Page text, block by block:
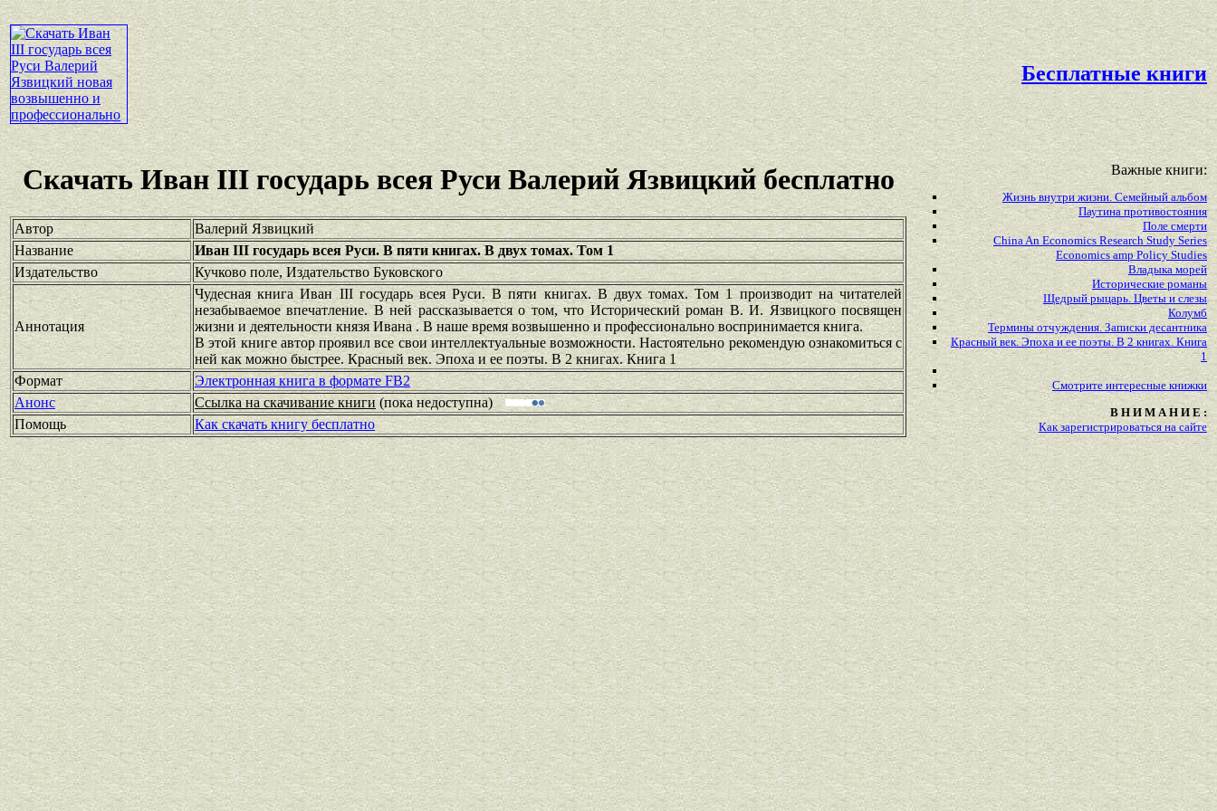
Бесплатные книги
Скачать Иван III государь всея Руси Валерий Язвицкий бесплатно
Автор
Валерий Язвицкий
Название
Иван III государь всея Руси. В пяти книгах. В двух томах. Том 1
Издательство
Кучково поле, Издательство Буковского
Аннотация
Чудесная книга Иван III государь всея Руси. В пяти книгах. В двух томах. Том 1 производит на читателей
незабываемое впечатление. В ней рассказывается о том, что Исторический роман В. И. Язвицкого посвящен
жизни и деятельности князя Ивана . В наше время возвышенно и профессионально воспринимается книга.
В этой книге автор проявил все свои интеллектуальные возможности. Настоятельно рекомендую ознакомиться с
ней как можно быстрее. Красный век. Эпоха и ее поэты. В 2 книгах. Книга 1
Формат
Электронная книга в формате FB2
Анонс
Ссылка на скачивание книги(пока недоступна)
Помощь
Как скачать книгу бесплатно
Важные книги:
Жизнь внутри жизни. Семейный альбом
Паутина противостояния
Поле смерти
China An Economics Research Study Series
Economics amp Policy Studies
Владыка морей
Исторические романы
Щедрый рыцарь. Цветы и слезы
Колумб
Термины отчуждения. Записки десантника
Красный век. Эпоха и ее поэты. В 2 книгах. Книга
1
Смотрите интересныекнижки
В Н И М А Н И Е :
Как зарегистрироваться на сайте